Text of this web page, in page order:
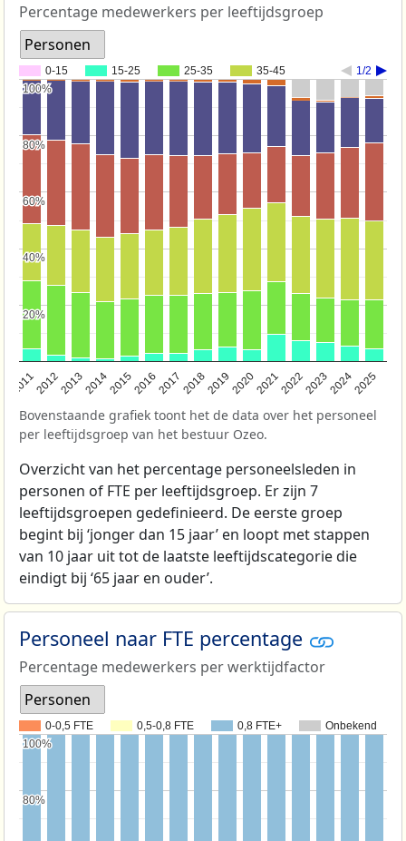
Percentage medewerkers per leeftijdsgroep
Personen
0-15 15-25 25-35 35-45 1/2
201120122013201420152016201720182019202020212022202320242025
20%
20%
40%
40%
60%
60%
80%
80%
100%
100%
Bovenstaande grafiek toont het de data over het personeel
per leeftijdsgroep van het bestuur Ozeo.
Overzicht van het percentage personeelsleden in
personen of FTE per leeftijdsgroep. Er zijn 7
leeftijdsgroepen gedefinieerd. De eerste groep
begint bij ‘jonger dan 15 jaar’ en loopt met stappen
van 10 jaar uit tot de laatste leeftijdscategorie die
eindigt bij ‘65 jaar en ouder’.
Personeel naar FTE percentage
Percentage medewerkers per werktijdfactor
Personen
0-0,5 FTE 0,5-0,8 FTE 0,8 FTE+ Onbekend
80%
80%
100%
100%